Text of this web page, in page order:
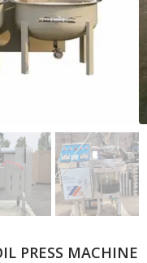
PRESS MACHINE